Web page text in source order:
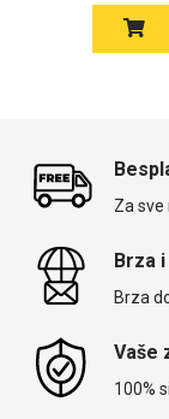
Za sve
Brza
Brza
Vaše
100%